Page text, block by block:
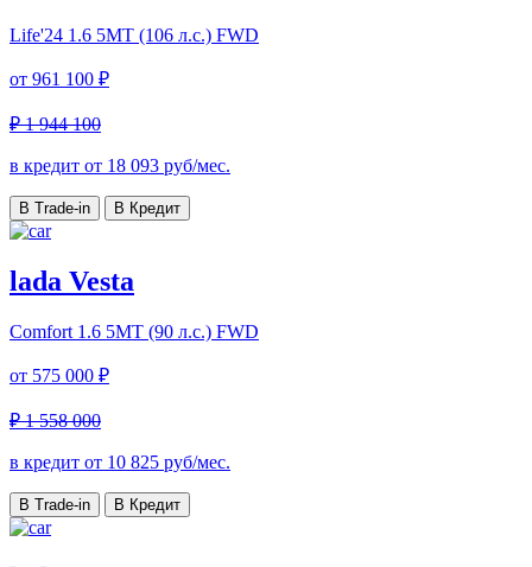
Life'24 1.6 5MT (106 л.с.) FWD
от 961 100 ₽
₽ 1 944 100
в кредит от 18 093 руб/мес.
В Trade-in В Кредит
lada Vesta
Comfort 1.6 5MT (90 л.с.) FWD
от 575 000 ₽
₽ 1 558 000
в кредит от 10 825 руб/мес.
В Trade-in В Кредит